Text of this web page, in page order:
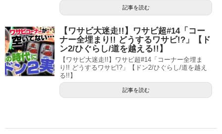
記事を読む
【ワサビ大迷走!!】ワサビ超#14「コー
ナー全埋まり!! どうするワサビ!?」【ド
ン2/ひぐらし/道を越える!!】
【ワサビ大迷走!!】ワサビ超#14「コーナー全埋ま
り!! どうするワサビ!?」【ドン2/ひぐらし/道を越え
る!!】
記事を読む